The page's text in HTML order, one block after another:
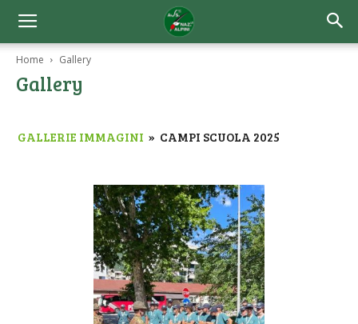
Home Gallery
Gallery
GALLERIE IMMAGINI » CAMPI SCUOLA 2025